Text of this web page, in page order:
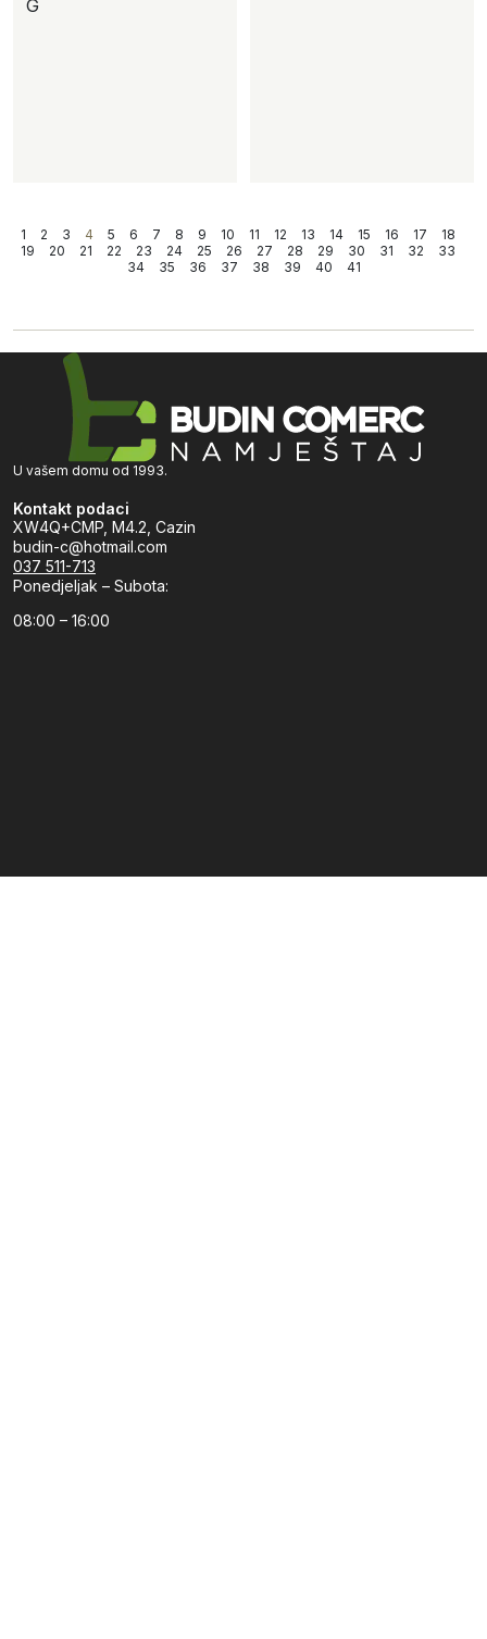
G
1 2 3 4 5 6 7 8 9 10 11 12 13 14 15 16 17
18
19
20 21 22 23 24 25 26 27 28 29 30 31 32
33
34
35 36 37 38 39 40 41
U vašem domu od 1993.
Kontakt podaci
XW4Q+CMP, M4.2, Cazin
budin-c@hotmail.com
037 511-713
Ponedjeljak – Subota:
08:00 – 16:00